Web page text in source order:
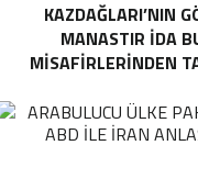
KAZDAĞLARI’NIN
MANASTIR İDA
MISAFIRLERINDEN